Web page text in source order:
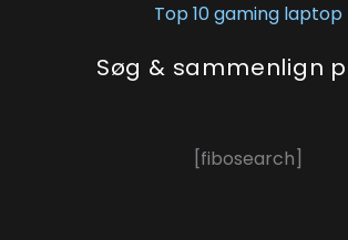
Top 10 gaming laptop
Søg & sammenlign
[fibosearch]